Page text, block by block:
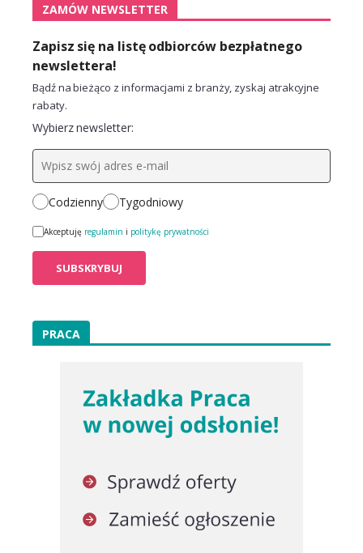
ZAMÓW NEWSLETTER
Zapisz się na listę odbiorców bezpłatnego
newslettera!
Bądź na bieżąco z informacjami z branży, zyskaj atrakcyjne
rabaty.
Wybierz newsletter:
Codzienny Tygodniowy
Akceptuję regulamin i politykę prywatności
PRACA